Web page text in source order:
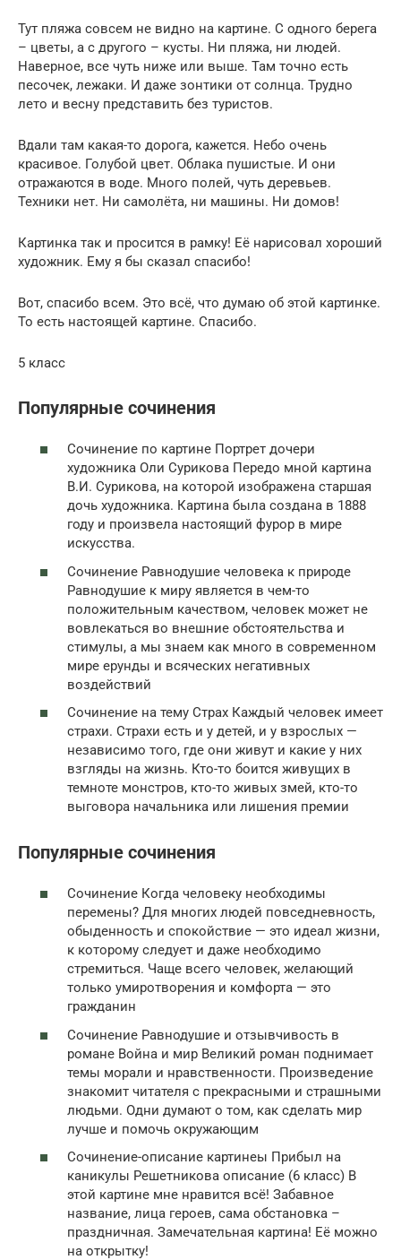
Тут пляжа совсем не видно на картине. С одного берега
– цветы, а с другого – кусты. Ни пляжа, ни людей.
Наверное, все чуть ниже или выше. Там точно есть
песочек, лежаки. И даже зонтики от солнца. Трудно
лето и весну представить без туристов.
Вдали там какая-то дорога, кажется. Небо очень
красивое. Голубой цвет. Облака пушистые. И они
отражаются в воде. Много полей, чуть деревьев.
Техники нет. Ни самолёта, ни машины. Ни домов!
Картинка так и просится в рамку! Её нарисовал хороший
художник. Ему я бы сказал спасибо!
Вот, спасибо всем. Это всё, что думаю об этой картинке.
То есть настоящей картине. Спасибо.
5 класс
Популярные сочинения
Сочинение по картине Портрет дочери
художника Оли Сурикова Передо мной картина
В.И. Сурикова, на которой изображена старшая
дочь художника. Картина была создана в 1888
году и произвела настоящий фурор в мире
искусства.
Сочинение Равнодушие человека к природе
Равнодушие к миру является в чем-то
положительным качеством, человек может не
вовлекаться во внешние обстоятельства и
стимулы, а мы знаем как много в современном
мире ерунды и всяческих негативных
воздействий
Сочинение на тему Страх Каждый человек имеет
страхи. Страхи есть и у детей, и у взрослых —
независимо того, где они живут и какие у них
взгляды на жизнь. Кто-то боится живущих в
темноте монстров, кто-то живых змей, кто-то
выговора начальника или лишения премии
Популярные сочинения
Сочинение Когда человеку необходимы
перемены? Для многих людей повседневность,
обыденность и спокойствие — это идеал жизни,
к которому следует и даже необходимо
стремиться. Чаще всего человек, желающий
только умиротворения и комфорта — это
гражданин
Сочинение Равнодушие и отзывчивость в
романе Война и мир Великий роман поднимает
темы морали и нравственности. Произведение
знакомит читателя с прекрасными и страшными
людьми. Одни думают о том, как сделать мир
лучше и помочь окружающим
Сочинение-описание картинеы Прибыл на
каникулы Решетникова описание (6 класс) В
этой картине мне нравится всё! Забавное
название, лица героев, сама обстановка –
праздничная. Замечательная картина! Её можно
на открытку!